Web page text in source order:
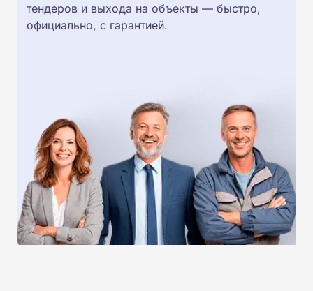
тендеров и выхода на объекты — быстро,
официально, с гарантией.